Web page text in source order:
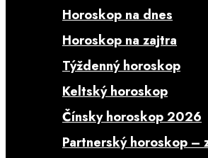
Horoskop na dnes
Horoskop na zajtra
Týždenný horoskop
Keltský horoskop
Čínsky horoskop 2026
Partnerský horoskop –